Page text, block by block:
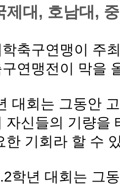
제대, 호남대,
축구연맹이 주
연맹전이 막을
대회는 그동안
자신들의 기량을
한 기회라 할 수
학년 대회는 그